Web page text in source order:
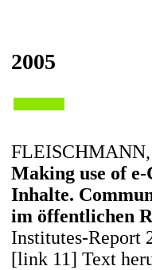
2005
Making use of
Inhalte.
im öffentlichen
Institutes-Report
[link 11] Text